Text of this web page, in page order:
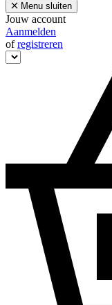
Menu sluiten
Jouw account
Aanmelden
ofregistreren